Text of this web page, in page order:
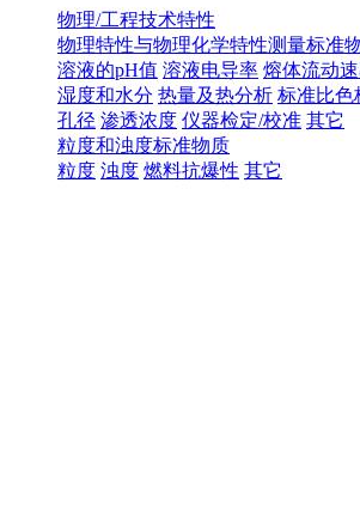
物理/工程技术特性
物理特性与物理化学特性测量标准
溶液的pH值 溶液电导率 熔体流动
湿度和水分 热量及热分析 标准比色
孔径 渗透浓度 仪器检定/校准 其它
粒度和浊度标准物质
粒度 浊度 燃料抗爆性 其它